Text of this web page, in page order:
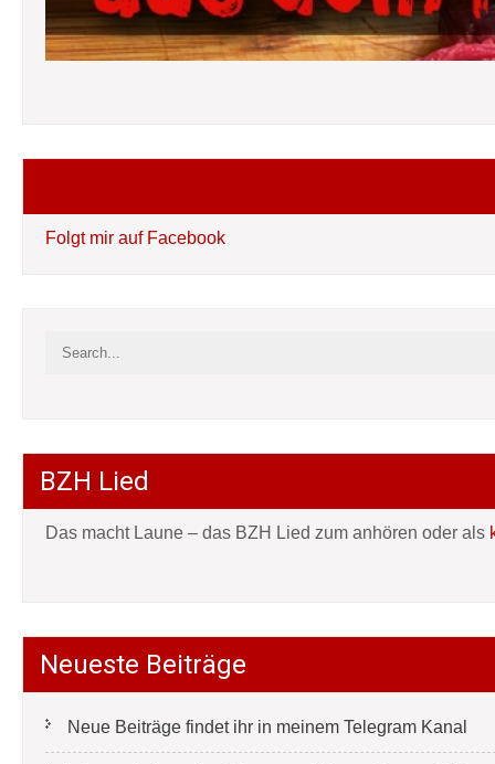
Folgt mir auf Facebook
BZH Lied
Das macht Laune – das BZH Lied zum anhören oder als
Neueste Beiträge
Neue Beiträge findet ihr in meinem Telegram Kanal